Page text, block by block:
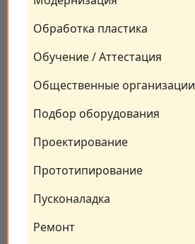
Обработка пластика
Обучение / Аттестация
Общественные организации
Подбор оборудования
Проектирование
Прототипирование
Пусконаладка
Ремонт